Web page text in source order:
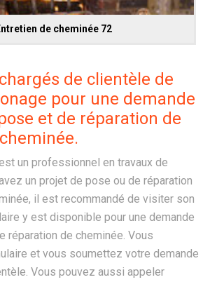
de cheminée 72
de clientèle de
pour une demande
et de réparation de
un professionnel en travaux de
un projet de pose ou de réparation
il est recommandé de visiter son
y est disponible pour une demande
réparation de cheminée. Vous
et vous soumettez votre demande
Vous pouvez aussi appeler